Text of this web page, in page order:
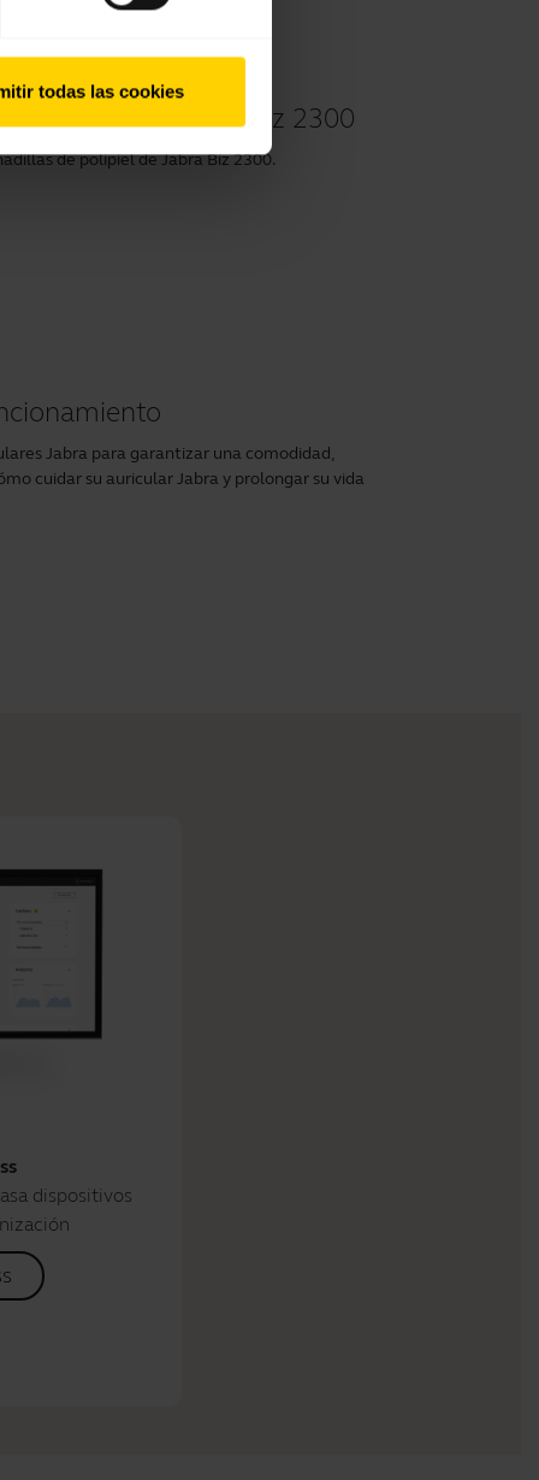
todas las cookies
de su Jabra Biz 2300
de polipiel de Jabra Biz 2300.
Jabra para garantizar una comodidad,
cuidar su auricular Jabra y prolongar su vida
dispositivos